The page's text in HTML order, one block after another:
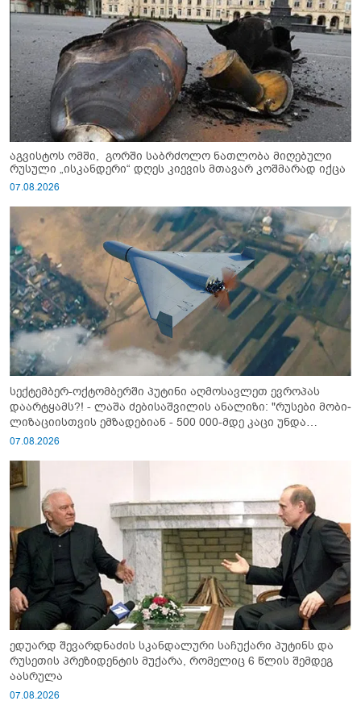
აგვისტოს ომში, გორში საბრძოლო ნათლობა მიღებული
რუსული „ისკანდერი“ დღეს კიევის მთავარ კოშმარად იქცა
07.08.2026
სექტემბერ-ოქტომბერში პუტინი აღმოსავლეთ ევროპას
დაარტყამს?! - ლაშა ძებისაშვილის ანალიზი: "რუსები მობი­
ლიზაციისთვის ემზადებიან - 500 000-მდე კაცი უნდა
გაიწვიონ ომში"
07.08.2026
ედუარდ შევარდნაძის სკანდალური საჩუქარი პუტინს და
რუსეთის პრეზიდენტის მუქარა, რომელიც 6 წლის შემდეგ
აასრულა
07.08.2026